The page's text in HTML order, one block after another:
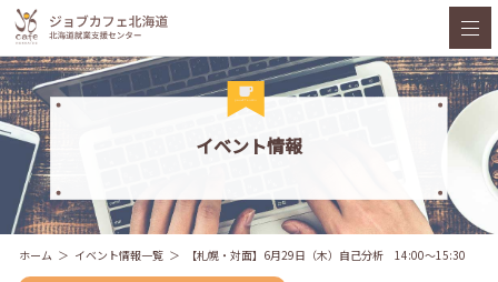
イベント情報
ホーム イベント情報一覧 【札幌・対面】6月29日（木）自己分析 14:00～15:30